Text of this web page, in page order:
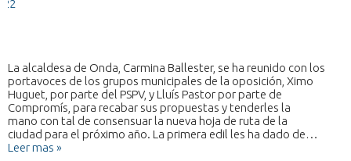
La alcaldesa de Onda, Carmina Ballester, se ha reunido con los
portavoces de los grupos municipales de la oposición, Ximo
Huguet, por parte del PSPV, y Lluís Pastor por parte de
Compromís, para recabar sus propuestas y tenderles la
mano con tal de consensuar la nueva hoja de ruta de la
ciudad para el próximo año. La primera edil les ha dado de…
Leer mas »